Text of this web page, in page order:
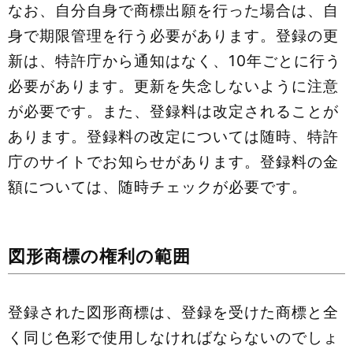
なお、⾃分自身で商標出願を⾏った場合は、自
身で期限管理を⾏う必要があります。登録の更
新は、特許庁から通知はなく、10年ごとに⾏う
必要があります。更新を失念しないように注意
が必要です。また、登録料は改定されることが
あります。登録料の改定については随時、特許
庁のサイトでお知らせがあります。登録料の金
額については、随時チェックが必要です。
図形商標の権利の範囲
登録された図形商標は、登録を受けた商標と全
く同じ色彩で使用しなければならないのでしょ